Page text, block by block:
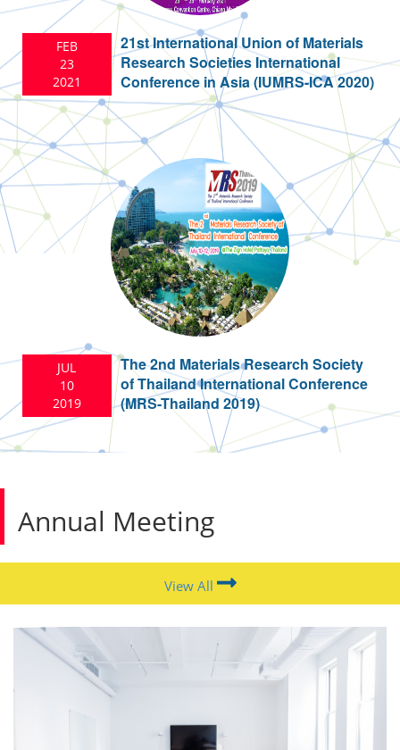
FEB
23
2021
21st International Union of Materials
Research Societies International
Conference in Asia (IUMRS-ICA 2020)
JUL
10
2019
The 2nd Materials Research Society
of Thailand International Conference
(MRS-Thailand 2019)
Annual Meeting
View All